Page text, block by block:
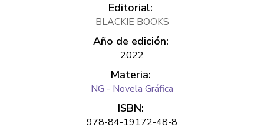
Editorial:
BLACKIE BOOKS
Año de edición:
2022
Materia:
NG - Novela Gráfica
ISBN:
978-84-19172-48-8